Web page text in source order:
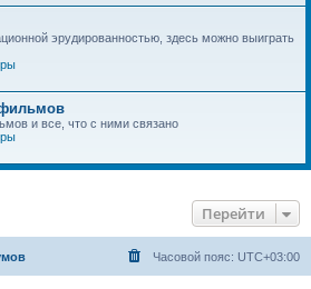
эрудированностью, здесь можно выиграть
и все, что с ними связано
Перейти
Часовой пояс: UTC+03:00